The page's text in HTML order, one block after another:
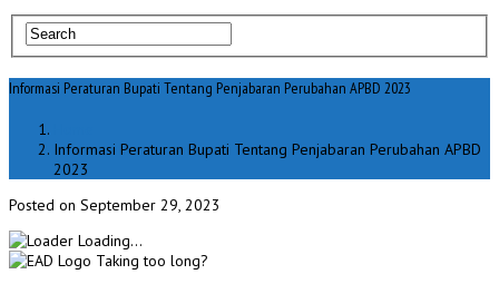
Informasi Peraturan Bupati Tentang Penjabaran Perubahan APBD 2023
Informasi Peraturan Bupati Tentang Penjabaran Perubahan APBD
2023
Posted on September 29, 2023
Loading...
Taking too long?